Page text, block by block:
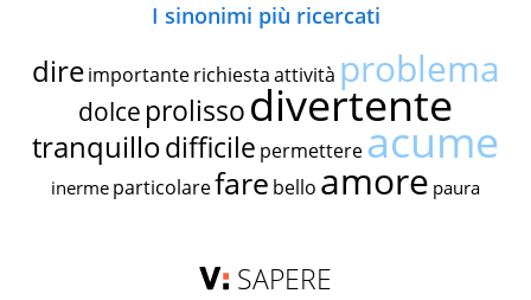
I sinonimi più ricercati
dire importante richiestaattività problema
dolce prolissodivertente
tranquillodifficile permettereacume
inerme particolarefare bello amore paura
SAPERE